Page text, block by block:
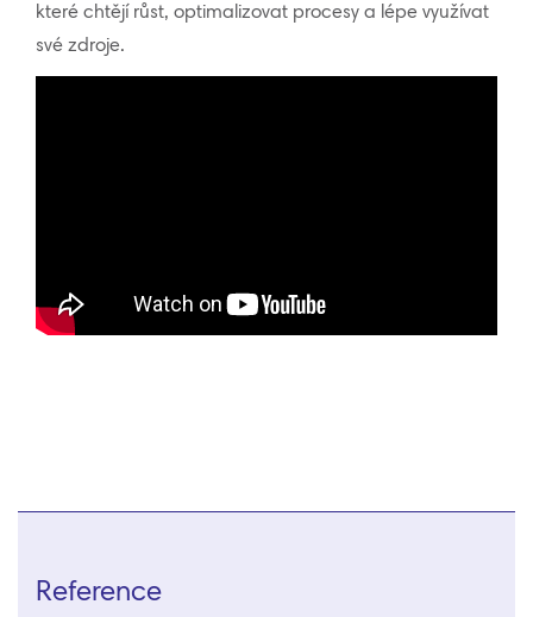
které chtějí růst, optimalizovat procesy a lépe využívat
své zdroje.
Reference